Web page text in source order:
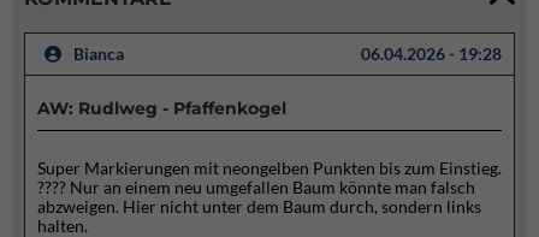
Bianca 06.04.2026 - 19:28
AW: Rudlweg - Pfaffenkogel
Super Markierungen mit neongelben Punkten bis zum Einstieg.
???? Nur an einem neu umgefallen Baum könnte man falsch
abzweigen. Hier nicht unter dem Baum durch, sondern links
halten.